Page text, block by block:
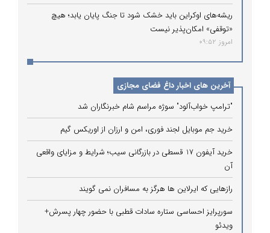
ریشه‌های اوکراین باید خشک شود تا جنگ پایان یابد؛ هیچ
«توقفی» امکان‌پذیر نیست
امروز 09:52
آخرین های اخبار داغ فضای مجازی
"ترامپ خواب‌آلود" سوژه مراسم شام خبرنگاران شد
خرید جم موبایل لجند فوری، امن و ارزان از اوریکس گیم
خرید آیفون 17 قسطی در بازرگانی سیب؛ شرایط و مزایای واقعی
آن
رازهایی که ایرلاین ‌ها هرگز به مسافران نمی‌ گویند
سورپرایز احساسی ستاره سادات قطبی با حضور چهار پسرش+
ویدئو